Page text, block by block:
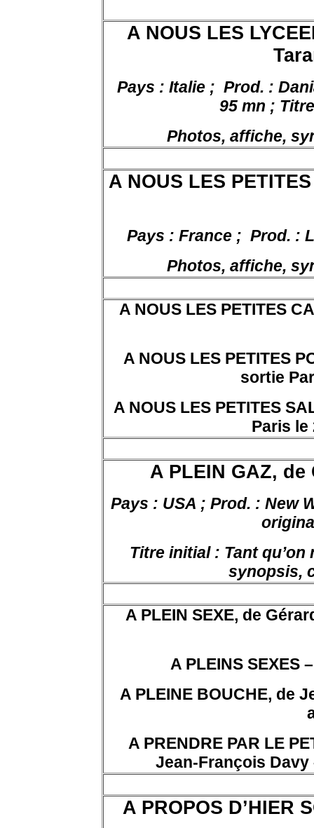
A NOUS LES
Pays : Italie ; Prod. :
95 mn ;
Photos, affiche,
A NOUS LES
Pays : France ; Prod. :
Photos, affiche,
A NOUS LES PETITES
A NOUS LES PETITES
sortie
A NOUS LES PETITES
Paris le
A PLEIN GAZ, de
Pays : USA ; Prod. : New
Titre initial : Tant qu’on
synopsis,
A PLEIN SEXE, de
A PLEINS SEXES
A PLEINE BOUCHE, de
A PRENDRE PAR LE
Jean-François Davy
A PROPOS D’HIER